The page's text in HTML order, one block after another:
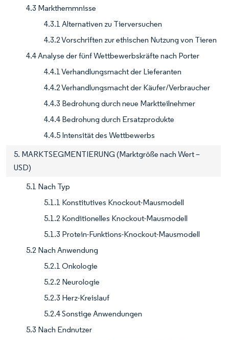
4.3 Markthemmnisse
4.3.1 Alternativen zu Tierversuchen
4.3.2 Vorschriften zur ethischen Nutzung von Tieren
4.4 Analyse der fünf Wettbewerbskräfte nach Porter
4.4.1 Verhandlungsmacht der Lieferanten
4.4.2 Verhandlungsmacht der Käufer/Verbraucher
4.4.3 Bedrohung durch neue Marktteilnehmer
4.4.4 Bedrohung durch Ersatzprodukte
4.4.5 Intensität des Wettbewerbs
5. MARKTSEGMENTIERUNG (Marktgröße nach Wert –
USD)
5.1 Nach Typ
5.1.1 Konstitutives Knockout-Mausmodell
5.1.2 Konditionelles Knockout-Mausmodell
5.1.3 Protein-Funktions-Knockout-Mausmodell
5.2 Nach Anwendung
5.2.1 Onkologie
5.2.2 Neurologie
5.2.3 Herz-Kreislauf
5.2.4 Sonstige Anwendungen
5.3 Nach Endnutzer